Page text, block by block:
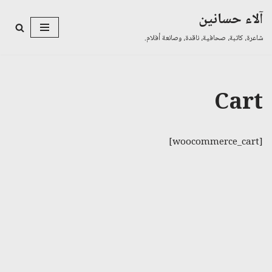
تخطى
آلاء حسانين
شاعرة، كاتبة، صحافية، ناقدة، وصانعة أفلام.
Cart
[woocommerce_cart]